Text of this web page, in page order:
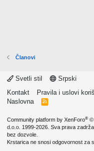
Članovi
Svetli stil
Srpski
Kontakt
Pravila i uslovi
Naslovna
R
Community platform by XenForo® ©
d.o.o. 1999-2026. Sva prava
bez dozvole.
Krstarica ne snosi odgovornost za